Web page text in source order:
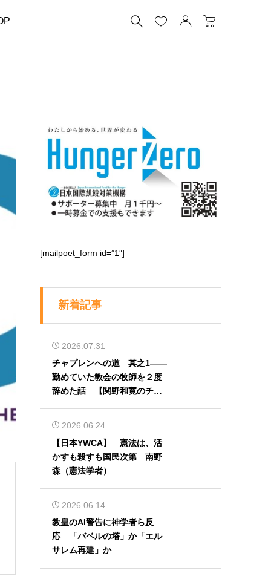
   
[mailpoet_form id=”1″]
新着記事
2026.07.31
チャプレンへの道 其之1――
勤めていた教会の牧師を２度
辞めた話 【関野和寛のチャ
2026.06.24
【日本YWCA】 憲法は、活
かすも殺すも国民次第 南野
森（憲法学者）
2026.06.14
教皇のAI警告に神学者ら反
応 「バベルの塔」か「エル
サレム再建」か